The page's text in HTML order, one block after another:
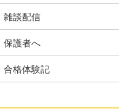
雑談配信
保護者へ
合格体験記